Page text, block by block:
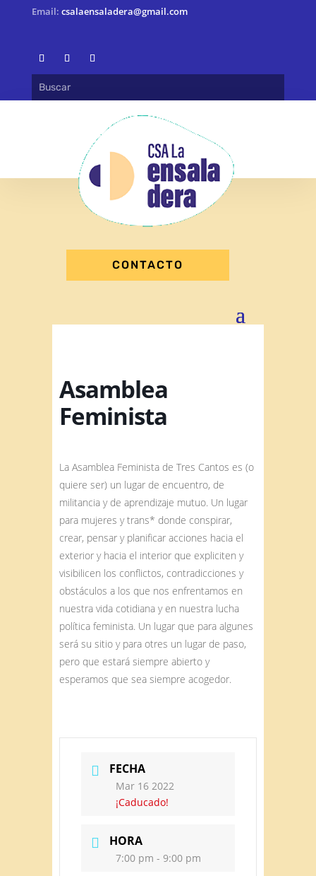
Email: csalaensaladera@gmail.com
CONTACTO
Asamblea
Feminista
La Asamblea Feminista de Tres Cantos es (o
quiere ser) un lugar de encuentro, de
militancia y de aprendizaje mutuo. Un lugar
para mujeres y trans* donde conspirar,
crear, pensar y planificar acciones hacia el
exterior y hacia el interior que expliciten y
visibilicen los conflictos, contradicciones y
obstáculos a los que nos enfrentamos en
nuestra vida cotidiana y en nuestra lucha
política feminista. Un lugar que para algunes
será su sitio y para otres un lugar de paso,
pero que estará siempre abierto y
esperamos que sea siempre acogedor.
FECHA
Mar 16 2022
¡Caducado!
HORA
7:00 pm - 9:00 pm